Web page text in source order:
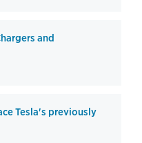
and
Tesla's previously